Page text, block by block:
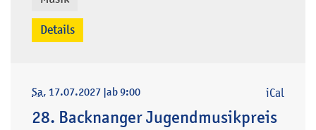
Details
Sa, 17.07.2027 |ab 9:00
28. Backnanger Jugendmusikpreis
iCal